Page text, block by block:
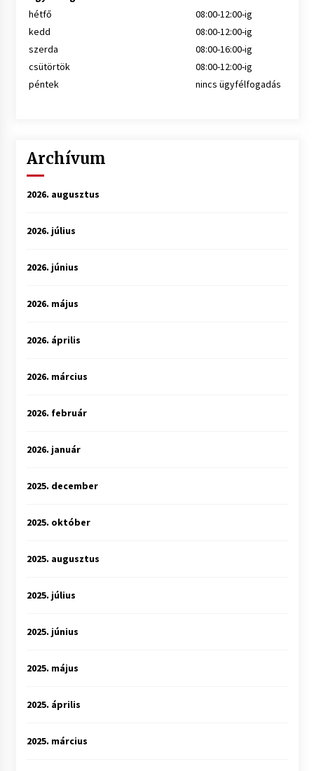
hétfő
08:00-12:00-ig
kedd
08:00-12:00-ig
szerda
08:00-16:00-ig
csütörtök
08:00-12:00-ig
péntek
nincs ügyfélfogadás
Archívum
2026. augusztus
2026. július
2026. június
2026. május
2026. április
2026. március
2026. február
2026. január
2025. december
2025. október
2025. augusztus
2025. július
2025. június
2025. május
2025. április
2025. március